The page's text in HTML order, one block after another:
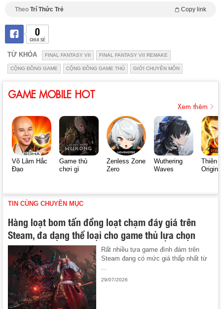
Theo Trí Thức Trẻ Copy link
0
CHIA SẺ
TỪ KHÓA FINAL FANTASY VII FINAL FANTASY VII REMAKE
CỘNG ĐỒNG GAME CỘNG ĐỒNG GAME THỦ GIỚI CHUYÊN MÔN
GAME MOBILE HOT
Xem thêm
Võ Lâm Hắc
Đạo
Game thủ
chơi gì
Zenless Zone
Zero
Wuthering
Waves
Thiên
Origin
TIN CÙNG CHUYÊN MỤC
Hàng loạt bom tấn đồng loạt chạm đáy giá trên
Steam, đa dạng thể loại cho game thủ lựa chọn
Rất nhiều tựa game đình đám trên
Steam đang có mức giá thấp nhất từ
29/07/2026